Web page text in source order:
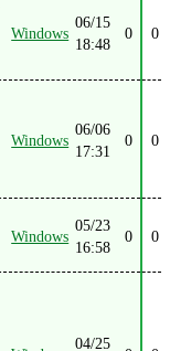
Windows
06/15
18:48
0 0
Windows
06/06
17:31
0 0
Windows
05/23
16:58
0 0
04/25